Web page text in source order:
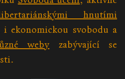
hnutími
ekonomickou svobodu a
weby zabývající se